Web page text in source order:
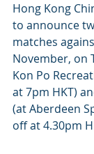
Hong Kong
to announce
matches
November, on
Kon Po
at 7pm HKT)
(at Aberdeen
off at 4.30pm